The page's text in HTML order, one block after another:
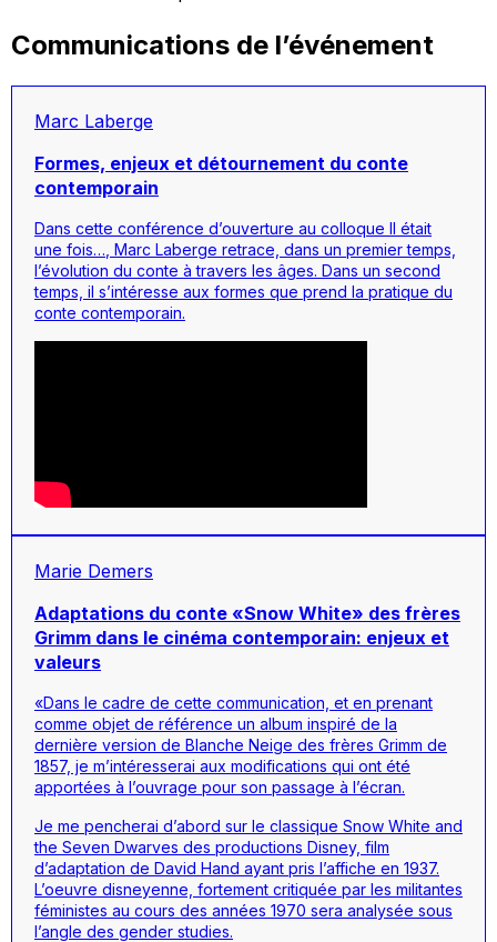
Communications de l’événement
Marc Laberge
Formes, enjeux et détournement du conte
contemporain
Dans cette conférence d’ouverture au colloque Il était
une fois… , Marc Laberge retrace, dans un premier temps,
l’évolution du conte à travers les âges. Dans un second
temps, il s’intéresse aux formes que prend la pratique du
conte contemporain.
Marie Demers
Adaptations du conte «Snow White» des frères
Grimm dans le cinéma contemporain: enjeux et
valeurs
«Dans le cadre de cette communication, et en prenant
comme objet de référence un album inspiré de la
dernière version de Blanche Neige des frères Grimm de
1857, je m’intéresserai aux modifications qui ont été
apportées à l’ouvrage pour son passage à l’écran.
Je me pencherai d’abord sur le classique Snow White and
the Seven Dwarves des productions Disney, film
d’adaptation de David Hand ayant pris l’affiche en 1937.
L’oeuvre disneyenne, fortement critiquée par les militantes
féministes au cours des années 1970 sera analysée sous
l’angle des gender studies.